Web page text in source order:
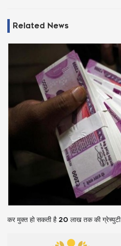
Related News
कर मुक्त हो सकती है 20 लाख तक की ग्रेच्युटी